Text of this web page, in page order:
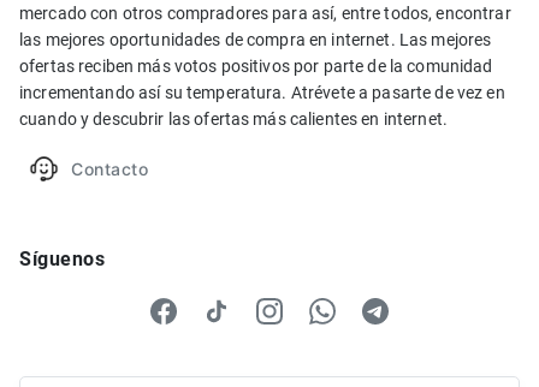
mercado con otros compradores para así, entre todos, encontrar
las mejores oportunidades de compra en internet. Las mejores
ofertas reciben más votos positivos por parte de la comunidad
incrementando así su temperatura. Atrévete a pasarte de vez en
cuando y descubrir las ofertas más calientes en internet.
Contacto
Síguenos